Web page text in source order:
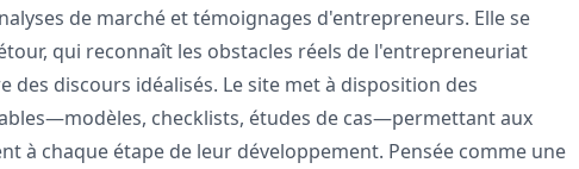
de marché et témoignages d'entrepreneurs. Elle se
qui reconnaît les obstacles réels de l'entrepreneuriat
discours idéalisés. Le site met à disposition des
checklists, études de cas—permettant aux
à chaque étape de leur développement. Pensée comme une